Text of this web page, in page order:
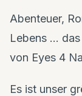
Abenteuer,
Lebens …
von Eyes 4
Es ist unser